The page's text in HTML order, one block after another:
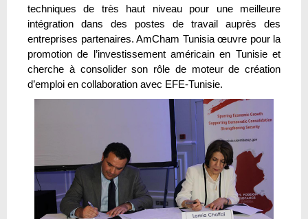
techniques de très haut niveau pour une meilleure
intégration dans des postes de travail auprès des
entreprises partenaires. AmCham Tunisia œuvre pour la
promotion de l’investissement américain en Tunisie et
cherche à consolider son rôle de moteur de création
d’emploi en collaboration avec EFE-Tunisie.